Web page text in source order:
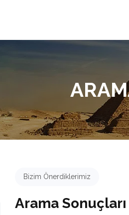
Bizim Önerdiklerimiz
Arama Sonuçları